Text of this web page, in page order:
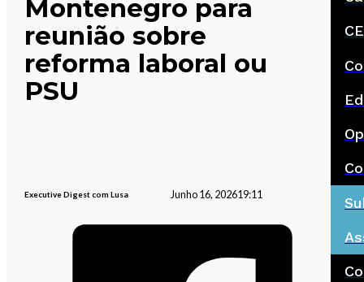
Montenegro para
reunião sobre
reforma laboral ou
PSU
Executive Digest com Lusa Junho 16, 202619:11